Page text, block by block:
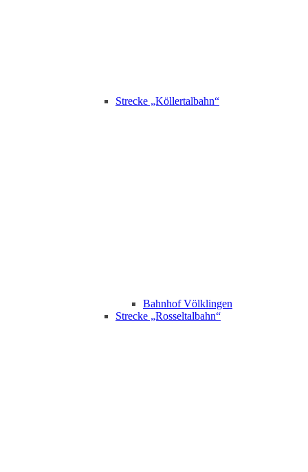
Strecke „Köllertalbahn“
Bahnhof Völklingen
Strecke „Rosseltalbahn“